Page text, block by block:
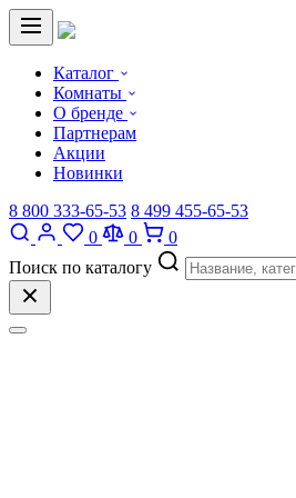
Каталог
Комнаты
О бренде
Партнерам
Акции
Новинки
8 800 333-65-53 8 499 455-65-53
0
0
0
Поиск по каталогу